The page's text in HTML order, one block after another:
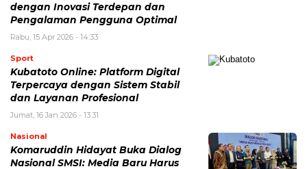
dengan Inovasi Terdepan dan
Pengalaman Pengguna Optimal
Rabu, 15 Apr 2026 - 14:33
Sport
Kubatoto Online: Platform Digital
Terpercaya dengan Sistem Stabil
dan Layanan Profesional
Jumat, 16 Jan 2026 - 13:31
Nasional
Komaruddin Hidayat Buka Dialog
Nasional SMSI: Media Baru Harus